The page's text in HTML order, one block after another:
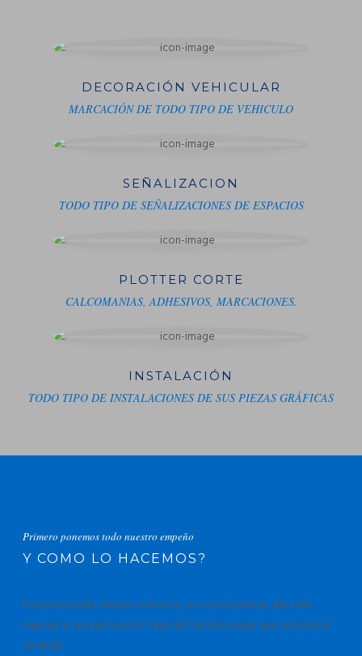
DECORACIÓN VEHICULAR
MARCACIÓN DE TODO TIPO DE VEHICULO
SEÑALIZACION
TODO TIPO DE SEÑALIZACIONES DE ESPACIOS
PLOTTER CORTE
CALCOMANIAS, ADHESIVOS, MARCACIONES.
INSTALACIÓN
TODO TIPO DE INSTALACIONES DE SUS PIEZAS GRÁFICAS
Primero ponemos todo nuestro empeño
Y COMO LO HACEMOS?
Ponemos todo nuestro esfuerzo, en consecuencia día a día
mejorar y cada proyecto tratar de hacerlo mejor que el anterior
sin duda.